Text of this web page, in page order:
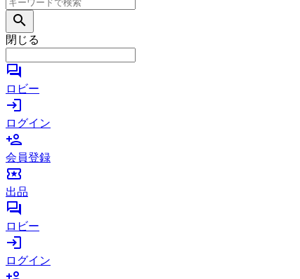
search
閉じる
forum
ロビー
login
ログイン
person_add
会員登録
local_activity
出品
forum
ロビー
login
ログイン